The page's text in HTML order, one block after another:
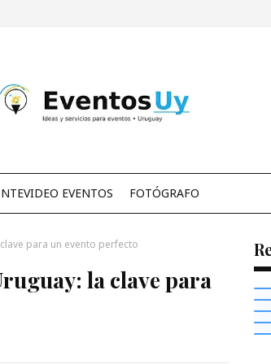
EVENTOS FOTÓGRAFO
para un evento perfecto
la clave para